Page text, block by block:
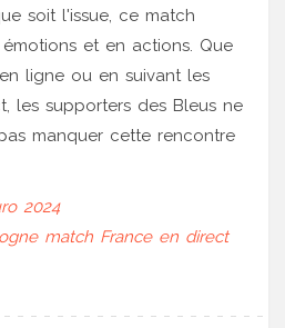
soit l'issue, ce match
et en actions. Que
ligne ou en suivant les
les supporters des Bleus ne
manquer cette rencontre
2024
match France en direct